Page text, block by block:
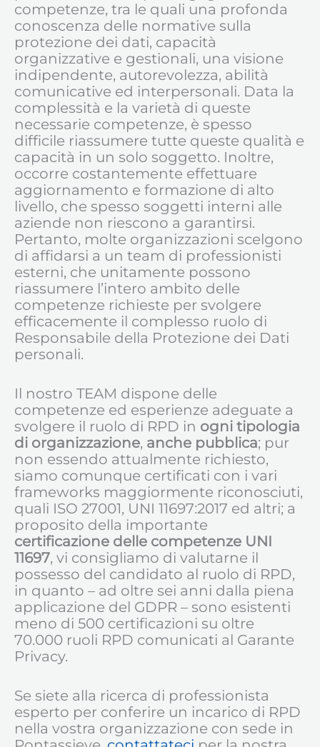
competenze, tra le quali una profonda
conoscenza delle normative sulla
protezione dei dati, capacità
organizzative e gestionali, una visione
indipendente, autorevolezza, abilità
comunicative ed interpersonali. Data la
complessità e la varietà di queste
necessarie competenze, è spesso
difficile riassumere tutte queste qualità e
capacità in un solo soggetto. Inoltre,
occorre costantemente effettuare
aggiornamento e formazione di alto
livello, che spesso soggetti interni alle
aziende non riescono a garantirsi.
Pertanto, molte organizzazioni scelgono
di affidarsi a un team di professionisti
esterni, che unitamente possono
riassumere l’intero ambito delle
competenze richieste per svolgere
efficacemente il complesso ruolo di
Responsabile della Protezione dei Dati
personali.
Il nostro TEAM dispone delle
competenze ed esperienze adeguate a
svolgere il ruolo di RPD in ogni tipologia
di organizzazione, anche pubblica; pur
non essendo attualmente richiesto,
siamo comunque certificati con i vari
frameworks maggiormente riconosciuti,
quali ISO 27001, UNI 11697:2017 ed altri; a
proposito della importante
certificazione delle competenze UNI
11697, vi consigliamo di valutarne il
possesso del candidato al ruolo di RPD,
in quanto – ad oltre sei anni dalla piena
applicazione del GDPR – sono esistenti
meno di 500 certificazioni su oltre
70.000 ruoli RPD comunicati al Garante
Privacy.
Se siete alla ricerca di professionista
esperto per conferire un incarico di RPD
nella vostra organizzazione con sede in